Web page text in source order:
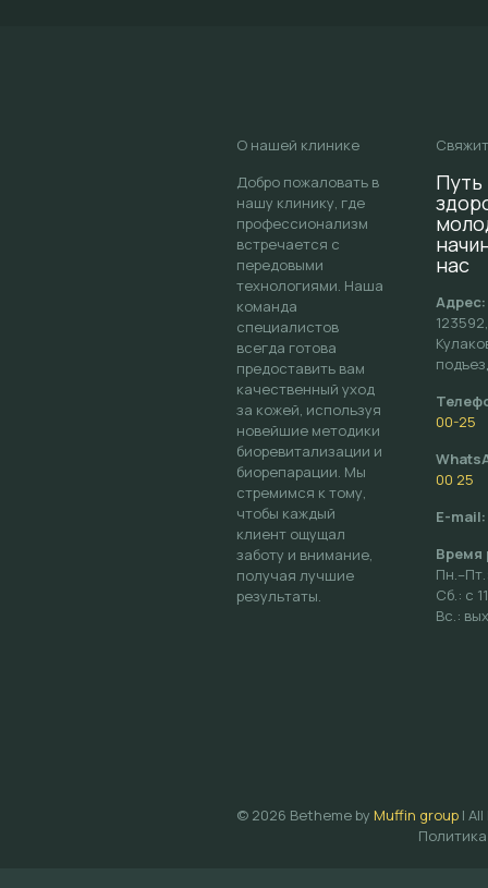
О нашей клинике
Добро пожаловать в
нашу клинику, где
профессионализм
встречается с
передовыми
технологиями. Наша
команда
специалистов
всегда готова
предоставить вам
качественный уход
за кожей, используя
новейшие методики
биоревитализации и
биорепарации. Мы
стремимся к тому,
чтобы каждый
клиент ощущал
заботу и внимание,
получая лучшие
результаты.
Путь
нас
Адрес:
00-25
00 25
E-mail:
Время
Сб.: с
Вс.:
© 2026 Betheme by Muffin group |